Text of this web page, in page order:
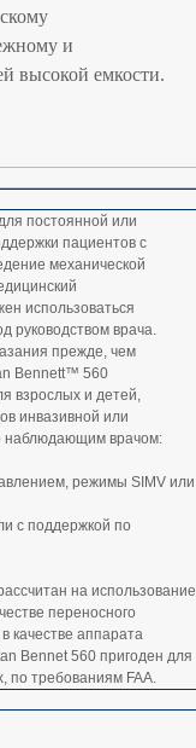
и
высокой емкости.
постоянной или
пациентов с
механической
использоваться
руководством врача.
прежде, чем
Bennett™ 560
взрослых и детей,
инвазивной или
наблюдающим врачом:
режимы SIMV или
с поддержкой по
на использование
переносного
качестве аппарата
Bennet 560 пригоден для
по требованиям FAA.